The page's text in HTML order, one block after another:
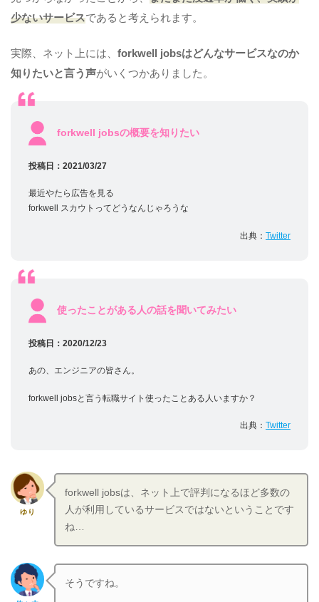
少ないサービスであると考えられます。
実際、ネット上には、 forkwell jobsはどんなサービスなのか
知りたいと言う声がいくつかありました。
forkwell jobsの概要を知りたい
投稿日：2021/03/27
最近やたら広告を見る
forkwell スカウトってどうなんじゃろうな
出典： Twitter
使ったことがある人の話を聞いてみたい
投稿日：2020/12/23
あの、エンジニアの皆さん。
forkwell jobsと言う転職サイト使ったことある人いますか？
出典： Twitter
ゆり
forkwell jobsは、ネット上で評判になるほど多数の
人が利用しているサービスではないということです
ね…
そうですね。